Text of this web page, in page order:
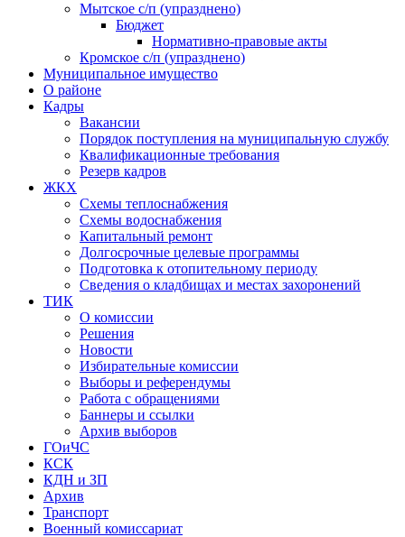
Мытское с/п (упразднено)
Бюджет
Нормативно-правовые акты
Кромское с/п (упразднено)
Муниципальное имущество
О районе
Кадры
Вакансии
Порядок поступления на муниципальную службу
Квалификационные требования
Резерв кадров
ЖКХ
Схемы теплоснабжения
Схемы водоснабжения
Капитальный ремонт
Долгосрочные целевые программы
Подготовка к отопительному периоду
Сведения о кладбищах и местах захоронений
ТИК
О комиссии
Решения
Новости
Избирательные комиссии
Выборы и референдумы
Работа с обращениями
Баннеры и ссылки
Архив выборов
ГОиЧС
КСК
КДН и ЗП
Архив
Транспорт
Военный комиссариат